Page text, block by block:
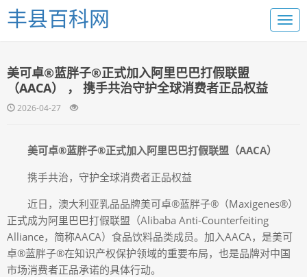
丰县百科网
美可卓®蓝胖子®正式加入阿里巴巴打假联盟
（AACA） ， 携手共治守护全球消费者正品权益
2026-04-27
美可卓®蓝胖子®正式加入阿里巴巴打假联盟（AACA）
携手共治，守护全球消费者正品权益
近日，澳大利亚乳品品牌美可卓®蓝胖子®（Maxigenes®）
正式成为阿里巴巴打假联盟（Alibaba Anti-Counterfeiting
Alliance，简称AACA）食品饮料品类成员。加入AACA，是美可
卓®蓝胖子®在知识产权保护领域的重要布局，也是品牌对中国
市场消费者正品承诺的具体行动。